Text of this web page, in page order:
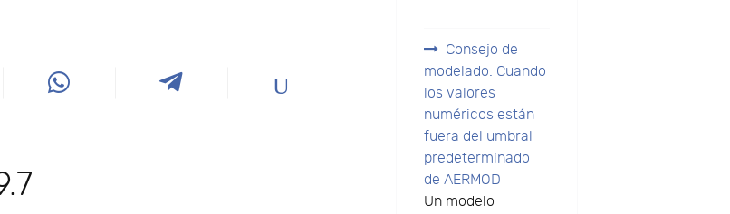
Consejo de
modelado: Cuando
los valores
numéricos están
fuera del umbral
predeterminado
de AERMOD
Un modelo